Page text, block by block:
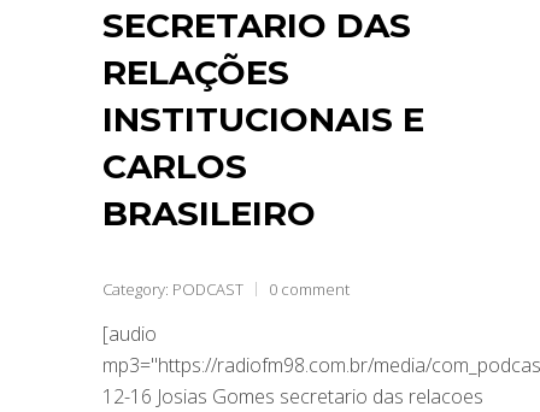
SECRETARIO DAS
RELAÇÕES
INSTITUCIONAIS E
CARLOS
BRASILEIRO
Category: PODCAST 0 comment
[audio
mp3="https://radiofm98.com.br/media/
12-16 Josias Gomes secretario das relacoes